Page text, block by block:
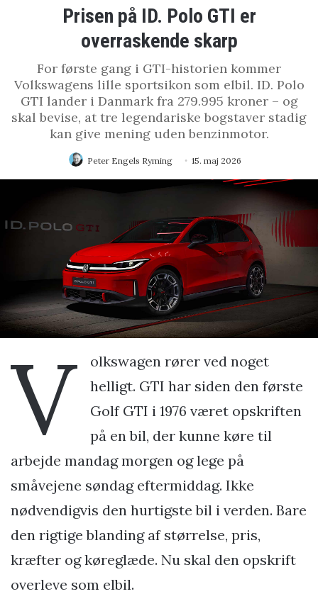
Prisen på ID. Polo GTI er
overraskende skarp
For første gang i GTI-historien kommer
Volkswagens lille sportsikon som elbil. ID. Polo
GTI lander i Danmark fra 279.995 kroner – og
skal bevise, at tre legendariske bogstaver stadig
kan give mening uden benzinmotor.
Peter Engels Ryming 15. maj 2026
V
olkswagen rører ved noget
helligt. GTI har siden den første
Golf GTI i 1976 været opskriften
på en bil, der kunne køre til
arbejde mandag morgen og lege på
småvejene søndag eftermiddag. Ikke
nødvendigvis den hurtigste bil i verden. Bare
den rigtige blanding af størrelse, pris,
kræfter og køreglæde. Nu skal den opskrift
overleve som elbil.